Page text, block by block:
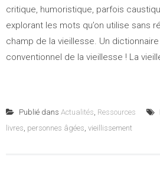
critique, humoristique, parfois
explorant les mots qu’on utilise sans
champ de la vieillesse. Un
conventionnel de la vieillesse ! La
Publié dans Actualités, Ressources
livres, personnes âgées, vieillissement